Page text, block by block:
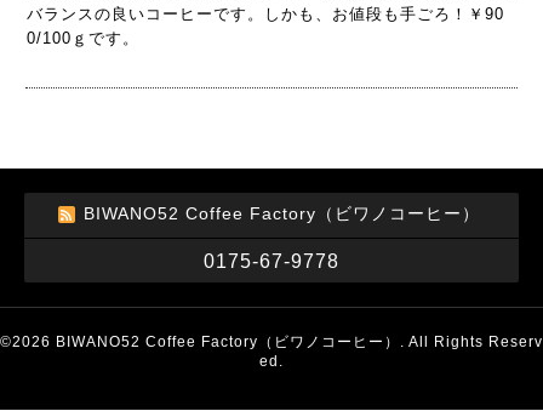
バランスの良いコーヒーです。しかも、お値段も手ごろ！￥90
0/100ｇです。
BIWANO52 Coffee Factory（ビワノコーヒー）
0175-67-9778
©2026 BIWANO52 Coffee Factory（ビワノコーヒー） . All Rights Reserv
ed.